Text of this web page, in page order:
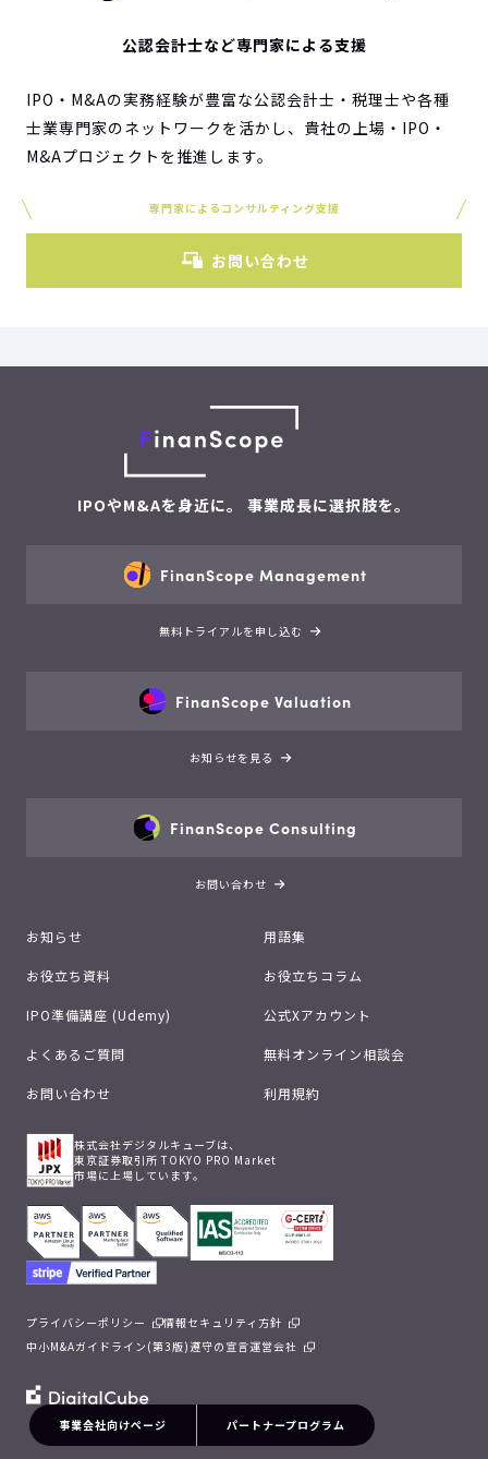
事業会社向けページ パートナープログラム
公認会計士など専門家による支援
IPO・M&Aの実務経験が豊富な公認会計士・税理士や各種
士業専門家のネットワークを活かし、貴社の上場・IPO・
M&Aプロジェクトを推進します。
専門家によるコンサルティング支援
お問い合わせ
IPOやM&Aを身近に。 事業成長に選択肢を。
FinanScope Management
無料トライアルを申し込む
FinanScope Valuation
お知らせを見る
FinanScope Consulting
お問い合わせ
お知らせ 用語集
お役立ち資料 お役立ちコラム
IPO準備講座 (Udemy) 公式Xアカウント
よくあるご質問 無料オンライン相談会
お問い合わせ 利用規約
株式会社デジタルキューブは、
東京証券取引所 TOKYO PRO Market
市場に上場しています。
プライバシーポリシー
情報セキュリティ方針
中小M&Aガイドライン(第3版)遵守の宣言運営会社